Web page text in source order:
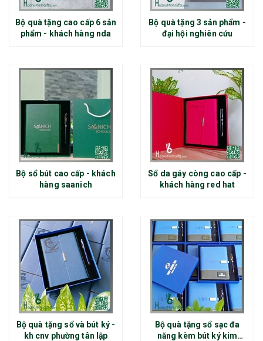
Bộ quà tặng cao cấp 6 sản
phẩm - khách hàng nda
Bộ quà tặng 3 sản phẩm -
đại hội nghiên cứu
Bộ sổ bút cao cấp - khách
hàng saanich
Sổ da gáy còng cao cấp -
khách hàng red hat
Bộ quà tặng sổ và bút ký -
kh cnv phường tân lập
Bộ quà tặng sổ sạc đa
năng kèm bút ký kim